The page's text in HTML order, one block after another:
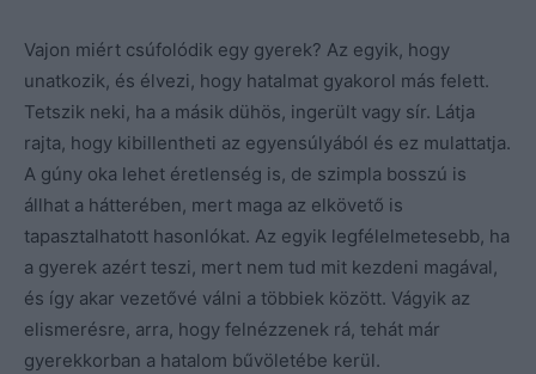
Vajon miért csúfolódik egy gyerek? Az egyik, hogy
unatkozik, és élvezi, hogy hatalmat gyakorol más felett.
Tetszik neki, ha a másik dühös, ingerült vagy sír. Látja
rajta, hogy kibillentheti az egyensúlyából és ez mulattatja.
A gúny oka lehet éretlenség is, de szimpla bosszú is
állhat a hátterében, mert maga az elkövető is
tapasztalhatott hasonlókat. Az egyik legfélelmetesebb, ha
a gyerek azért teszi, mert nem tud mit kezdeni magával,
és így akar vezetővé válni a többiek között. Vágyik az
elismerésre, arra, hogy felnézzenek rá, tehát már
gyerekkorban a hatalom bűvöletébe kerül.